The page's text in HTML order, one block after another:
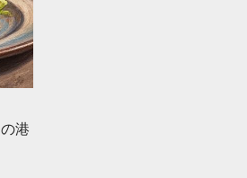
の港